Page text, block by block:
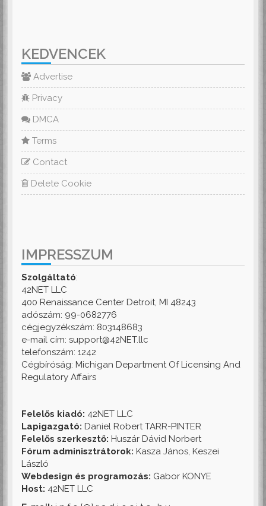
KEDVENCEK
Advertise
Privacy
DMCA
Terms
Contact
Delete Cookie
IMPRESSZUM
Szolgáltató:
42NET LLC
400 Renaissance Center Detroit, MI 48243
adószám: 99-0682776
cégjegyzékszám: 803148683
e-mail cím: support@42NET.llc
telefonszám: 1242
Cégbíróság: Michigan Department Of Licensing And
Regulatory Affairs
Felelős kiadó: 42NET LLC
Lapigazgató: Daniel Robert TARR-PINTER
Felelős szerkesztő: Huszár Dávid Norbert
Fórum adminisztrátorok: Kasza János, Keszei
László
Webdesign és programozás: Gabor KONYE
Host: 42NET LLC